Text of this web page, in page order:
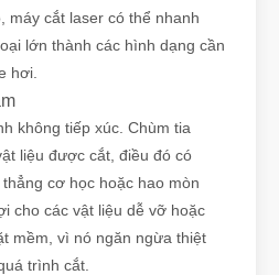
máy cắt laser có thể nhanh
lớn thành các hình dạng cần
hơi.
không tiếp xúc. Chùm tia
liệu được cắt, điều đó có
cơ học hoặc hao mòn
cho các vật liệu dễ vỡ hoặc
mềm, vì nó ngăn ngừa thiệt
trình cắt.